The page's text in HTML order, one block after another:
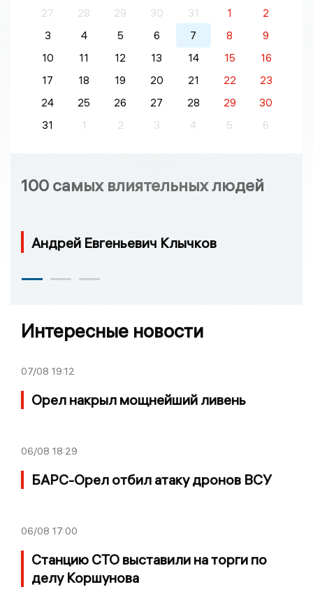
27
28 29 30 31 1
2
3
4 5 6 7 8
9
10
11 12 13 14 15
16
17
18 19 20 21 22
23
24
25 26 27 28 29
30
31
1 2 3 4 5 6
100 самых влиятельных людей
Андрей Евгеньевич Клычков
Интересные новости
07/08 19:12
Орел накрыл мощнейший ливень
06/08 18:29
БАРС-Орел отбил атаку дронов ВСУ
06/08 17:00
Станцию СТО выставили на торги по
делу Коршунова